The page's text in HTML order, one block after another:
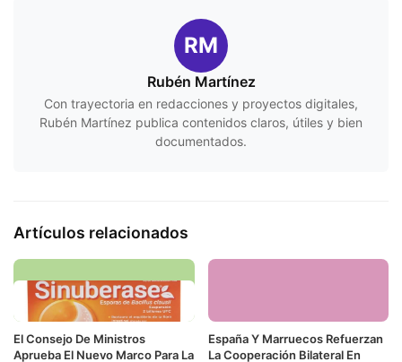
RM
Rubén Martínez
Con trayectoria en redacciones y proyectos digitales,
Rubén Martínez publica contenidos claros, útiles y bien
documentados.
Artículos relacionados
El Consejo De Ministros
Aprueba El Nuevo Marco Para La
España Y Marruecos Refuerzan
La Cooperación Bilateral En